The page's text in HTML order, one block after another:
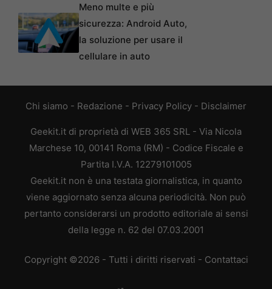
Meno multe e più
sicurezza: Android Auto,
la soluzione per usare il
cellulare in auto
Chi siamo - Redazione - Privacy Policy - Disclaimer
Geekit.it di proprietà di WEB 365 SRL - Via Nicola
Marchese 10, 00141 Roma (RM) - Codice Fiscale e
Partita I.V.A. 12279101005
Geekit.it non è una testata giornalistica, in quanto
viene aggiornato senza alcuna periodicità. Non può
pertanto considerarsi un prodotto editoriale ai sensi
della legge n. 62 del 07.03.2001
Copyright ©2026 - Tutti i diritti riservati - Contattaci